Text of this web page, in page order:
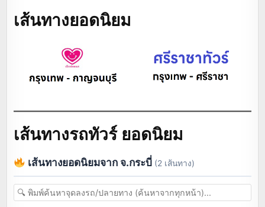
เส้นทางยอดนิยม
เส้นทางรถทัวร์ ยอดนิยม
เส้นทางยอดนิยมจาก จ.กระบี่ (2 เส้นทาง)